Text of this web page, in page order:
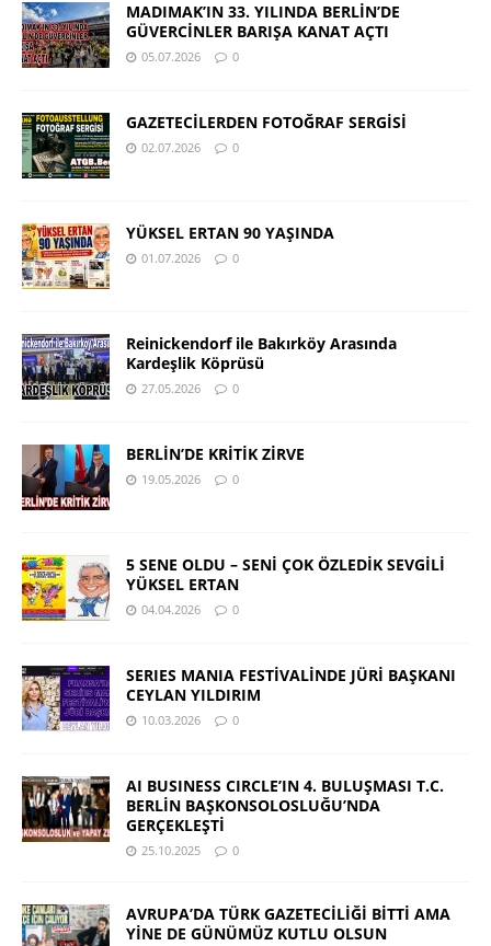
MADIMAK’IN 33. YILINDA BERLİN’DE
GÜVERCİNLER BARIŞA KANAT AÇTI
05.07.2026 0
GAZETECİLERDEN FOTOĞRAF SERGİSİ
02.07.2026 0
YÜKSEL ERTAN 90 YAŞINDA
01.07.2026 0
Reinickendorf ile Bakırköy Arasında
Kardeşlik Köprüsü
27.05.2026 0
BERLİN’DE KRİTİK ZİRVE
19.05.2026 0
5 SENE OLDU – SENİ ÇOK ÖZLEDİK SEVGİLİ
YÜKSEL ERTAN
04.04.2026 0
SERIES MANIA FESTİVALİNDE JÜRİ BAŞKANI
CEYLAN YILDIRIM
10.03.2026 0
AI BUSINESS CIRCLE’IN 4. BULUŞMASI T.C.
BERLİN BAŞKONSOLOSLUĞU’NDA
GERÇEKLEŞTİ
25.10.2025 0
AVRUPA’DA TÜRK GAZETECİLİĞİ BİTTİ AMA
YİNE DE GÜNÜMÜZ KUTLU OLSUN